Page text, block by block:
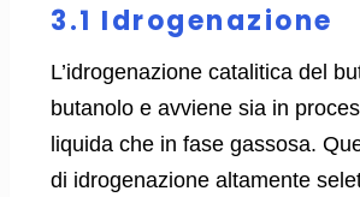
3.1 Idrogenazione
L’idrogenazione catalitica del
butanolo e avviene sia in
liquida che in fase gassosa.
di idrogenazione altamente